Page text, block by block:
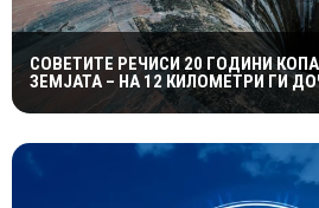
СОВЕТИТЕ РЕЧИСИ 20 ГОДИНИ
ЗЕМЈАТА – НА 12 КИЛОМЕТРИ ГИ
НИКОЈ НЕ ГИ ОЧЕКУВАЛ